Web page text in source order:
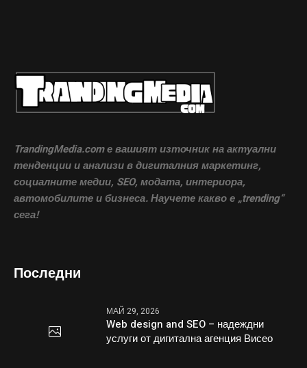
TrandingMedia.com е вашият източник на актуални
тенденции и анализи в дигиталния маркетинг,
социалните медии, SEO, модата, интериора,
автомобилите и бизнеса. Научете какво е „trending“
сега!
Последни
МАЙ 29, 2026
Web design and SEO – надеждни
услуги от дигитална агенция Висео